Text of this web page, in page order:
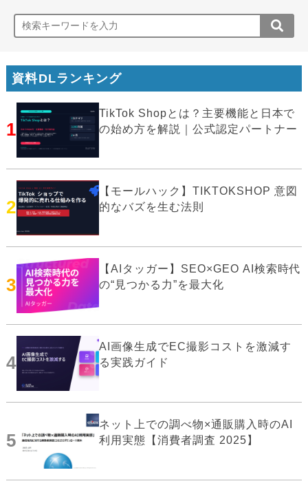
資料DLランキング
1
TikTok Shopとは？主要機能と日本で
の始め方を解説｜公式認定パートナー
2
【モールハック】TIKTOKSHOP 意図
的なバズを生む法則
3
【AIタッガー】SEO×GEO AI検索時代
の“見つかる力”を最大化
4
AI画像生成でEC撮影コストを激減す
る実践ガイド
5
ネット上での調べ物×通販購入時のAI
利用実態【消費者調査 2025】